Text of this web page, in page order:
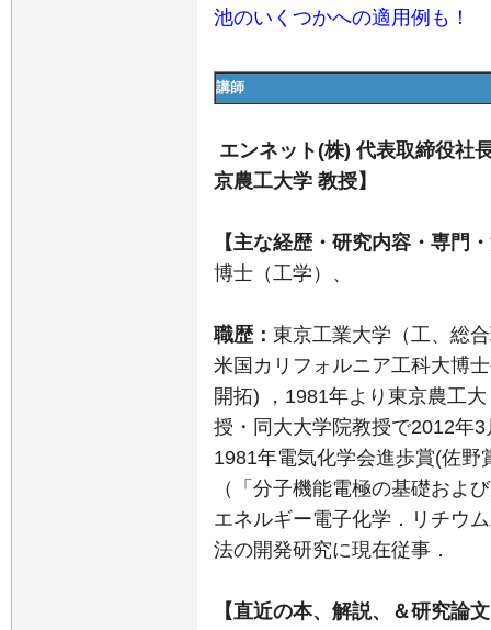
池のいくつかへの適用例も！
講師
エンネット(株) 代表取締役
京農工大学 教授】
【主な経歴・研究内容・専門
博士（工学）、
職歴： 東京工業大学（工、総
米国カリフォルニア工科大博
開拓) ，1981年より東京農工
授・同大大学院教授で2012年
1981年電気化学会進歩賞(佐
（「分子機能電極の基礎およ
エネルギー電子化学．リチウ
法の開発研究に現在従事．
【直近の本、解説、＆研究論